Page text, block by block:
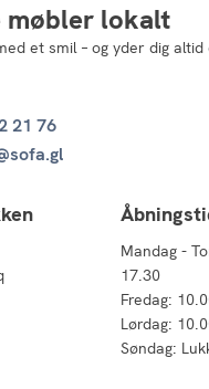
møbler lokalt
et smil – og yder dig altid
21 76
Mandag -
17.30
Fredag:
Lørdag:
Søndag: